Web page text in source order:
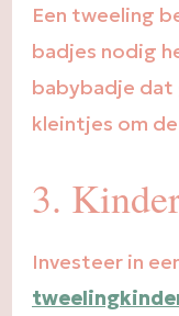
Een tweeling
badjes nodig
babybadje dat
kleintjes om
3.
Investeer in